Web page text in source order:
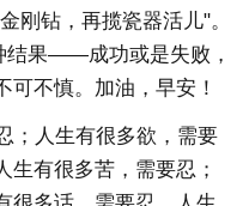
刚钻，再揽瓷器活儿"。
结果——成功或是失败，
可不慎。加油，早安！
；人生有很多欲，需要
生有很多苦，需要忍；